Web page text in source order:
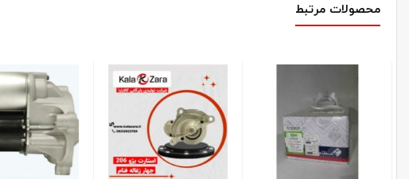
محصولات مرتبط